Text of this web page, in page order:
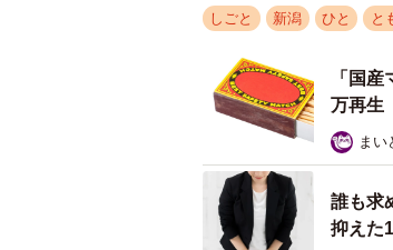
れぞれの季節で美しい
◇ ◇
ホテル日航新潟は、新
140.5m、地上31階建
う、地元の米菓会社『
しごと 新潟 ひと と
「国
万再生
まい
誰も求
抑えた